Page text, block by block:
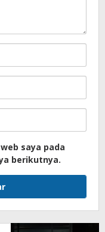
saya pada
berikutnya.